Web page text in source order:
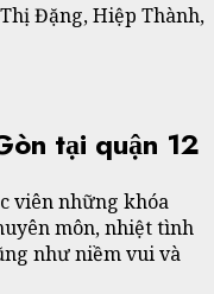
Đặng, Hiệp Thành,
tại quận 12
viên những khóa
môn, nhiệt tình
như niềm vui và